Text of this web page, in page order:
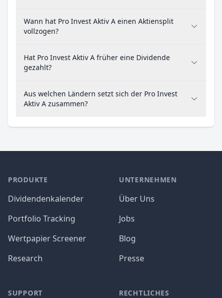
Wann hat Pro Invest Aktiv A einen Aktiensplit
vollzogen?
Hat Pro Invest Aktiv A früher eine Dividende
gezahlt?
Aus welchen Ländern setzt sich der Pro Invest
Aktiv A zusammen?
PRODUKTE
Dividendenkalender
Portfolio Tracking
Wertpapier Screener
Research
SUPPORT
UNTERNEHMEN
Über Uns
Jobs
Blog
Presse
RECHTLICHES